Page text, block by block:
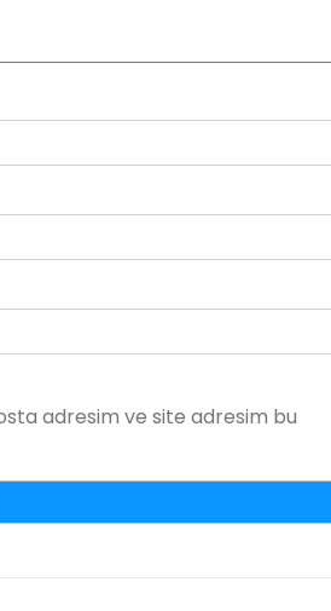
adresim ve site adresim bu